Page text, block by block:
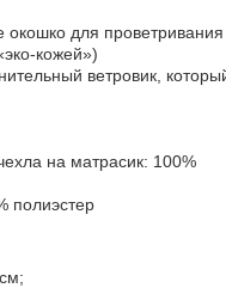
для проветривания
кожей»)
ветровик,
на матрасик: 100%
полиэстер